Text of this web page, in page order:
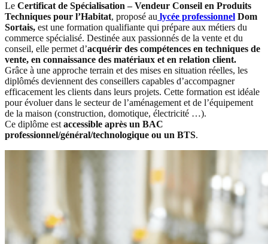
Le Certificat de Spécialisation – Vendeur Conseil en Produits
Techniques pour l’Habitat, proposé au lycée professionnel Dom
Sortais, est une formation qualifiante qui prépare aux métiers du
commerce spécialisé. Destinée aux passionnés de la vente et du
conseil, elle permet d’acquérir des compétences en techniques de
vente, en connaissance des matériaux et en relation client.
Grâce à une approche terrain et des mises en situation réelles, les
diplômés deviennent des conseillers capables d’accompagner
efficacement les clients dans leurs projets. Cette formation est idéale
pour évoluer dans le secteur de l’aménagement et de l’équipement
de la maison (construction, domotique, électricité …).
Ce diplôme est accessible après un BAC
professionnel/général/technologique ou un BTS.